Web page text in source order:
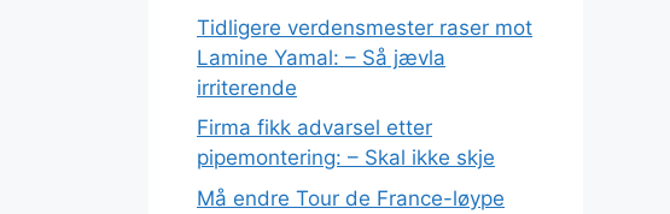
Tidligere verdensmester raser mot
Lamine Yamal: – Så jævla
irriterende
Firma fikk advarsel etter
pipemontering: – Skal ikke skje
Må endre Tour de France-løype